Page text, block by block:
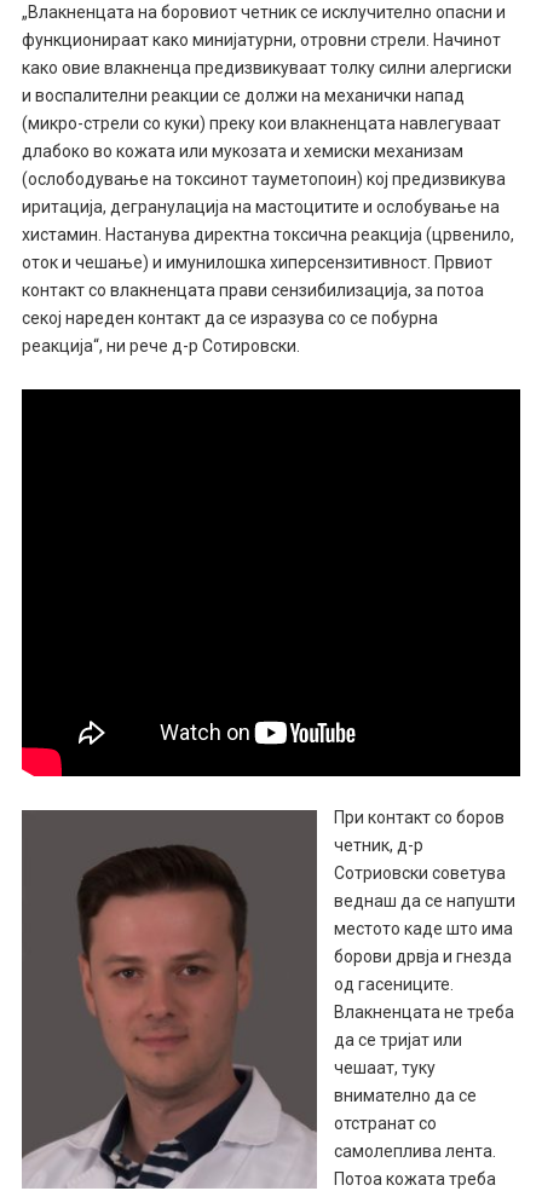
„Влакненцата на боровиот четник се исклучително опасни и
функционираат како минијатурни, отровни стрели. Начинот
како овие влакненца предизвикуваат толку силни алергиски
и воспалителни реакции се должи на механички напад
(микро-стрели со куки) преку кои влакненцата навлегуваат
длабоко во кожата или мукозата и хемиски механизам
(ослободување на токсинот тауметопоин) кој предизвикува
иритација, дегранулација на мастоцитите и ослобување на
хистамин. Настанува директна токсична реакција (црвенило,
оток и чешање) и имунилошка хиперсензитивност. Првиот
контакт со влакненцата прави сензибилизација, за потоа
секој нареден контакт да се изразува со се побурна
реакција“, ни рече д-р Сотировски.
При контакт со боров
четник, д-р
Сотриовски советува
веднаш да се напушти
местото каде што има
борови дрвја и гнезда
од гасениците.
Влакненцата не треба
да се тријат или
чешаат, туку
внимателно да се
отстранат со
самолеплива лента.
Потоа кожата треба